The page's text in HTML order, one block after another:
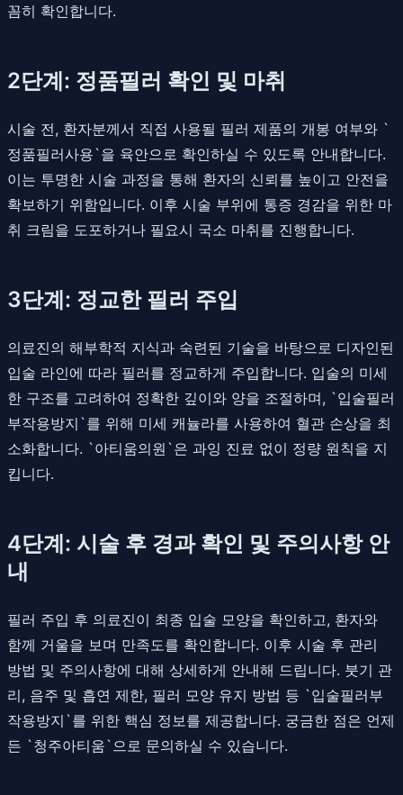
꼼히 확인합니다.
2단계: 정품필러 확인 및 마취
시술 전, 환자분께서 직접 사용될 필러 제품의 개봉 여부와 `
정품필러사용`을 육안으로 확인하실 수 있도록 안내합니다.
이는 투명한 시술 과정을 통해 환자의 신뢰를 높이고 안전을
확보하기 위함입니다. 이후 시술 부위에 통증 경감을 위한 마
취 크림을 도포하거나 필요시 국소 마취를 진행합니다.
3단계: 정교한 필러 주입
의료진의 해부학적 지식과 숙련된 기술을 바탕으로 디자인된
입술 라인에 따라 필러를 정교하게 주입합니다. 입술의 미세
한 구조를 고려하여 정확한 깊이와 양을 조절하며, `입술필러
부작용방지`를 위해 미세 캐뉼라를 사용하여 혈관 손상을 최
소화합니다. `아티움의원`은 과잉 진료 없이 정량 원칙을 지
킵니다.
4단계: 시술 후 경과 확인 및 주의사항 안
내
필러 주입 후 의료진이 최종 입술 모양을 확인하고, 환자와
함께 거울을 보며 만족도를 확인합니다. 이후 시술 후 관리
방법 및 주의사항에 대해 상세하게 안내해 드립니다. 붓기 관
리, 음주 및 흡연 제한, 필러 모양 유지 방법 등 `입술필러부
작용방지`를 위한 핵심 정보를 제공합니다. 궁금한 점은 언제
든 `청주아티움`으로 문의하실 수 있습니다.